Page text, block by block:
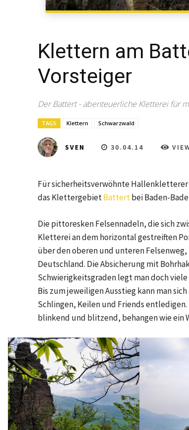
Klettern am
Vorsteiger
Der Battert - abenteuerliche Kletterei für
TAGS Klettern Schwarzwald
SVEN 30.04.14
Für sicherheitsverwöhnte
das KlettergebietBattertbei Baden-
Die pittoresken Felsennadeln, die sich
Kletterei an dem horizontal gestreiften
über den oberen und unteren
Deutschland. Die Absicherung mit
Schwierigkeitsgraden legt man doch
Bis zum jeweiligen Ausstieg kann man
Schlingen, Keilen und Friends
blinkend und blitzend, behangen wie ein